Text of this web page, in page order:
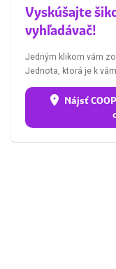
Vyskúšajte
vyhľadávač!
Jedným klikom vám
Jednota, ktorá je k